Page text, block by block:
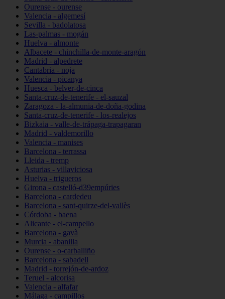
Ourense - ourense
Valencia - algemesí
Sevilla - badolatosa
Las-palmas - mogán
Huelva - almonte
Albacete - chinchilla-de-monte-aragón
Madrid - alpedrete
Cantabria - noja
Valencia - picanya
Huesca - belver-de-cinca
Santa-cruz-de-tenerife - el-sauzal
Zaragoza - la-almunia-de-doña-godina
Santa-cruz-de-tenerife - los-realejos
Bizkaia - valle-de-trápaga-trapagaran
Madrid - valdemorillo
Valencia - manises
Barcelona - terrassa
Lleida - tremp
Asturias - villaviciosa
Huelva - trigueros
Girona - castelló-d39empúries
Barcelona - cardedeu
Barcelona - sant-quirze-del-vallès
Córdoba - baena
Alicante - el-campello
Barcelona - gavà
Murcia - abanilla
Ourense - o-carballiño
Barcelona - sabadell
Madrid - torrejón-de-ardoz
Teruel - alcorisa
Valencia - alfafar
Málaga - campillos